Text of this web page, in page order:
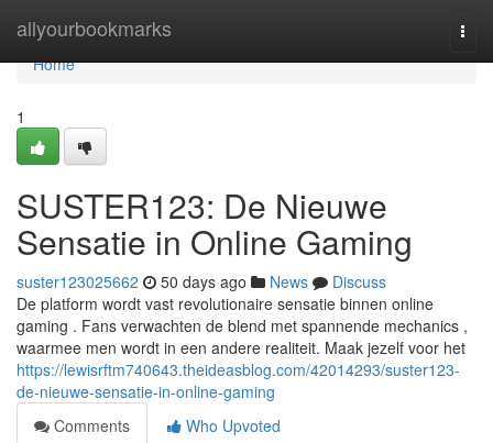
allyourbookmarks
Home
Home
1
SUSTER123: De Nieuwe
Sensatie in Online Gaming
suster123025662 50 days ago News
Discuss
De platform wordt vast revolutionaire sensatie binnen online
gaming . Fans verwachten de blend met spannende mechanics ,
waarmee men wordt in een andere realiteit. Maak jezelf voor het
https://lewisrftm740643.theideasblog.com/42014293/suster123-
de-nieuwe-sensatie-in-online-gaming
Comments
Who Upvoted